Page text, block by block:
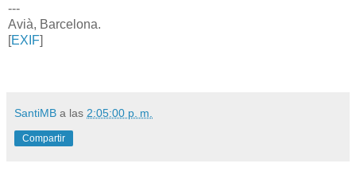
---
Avià, Barcelona.
[EXIF]
SantiMB a las 2:05:00 p. m.
Compartir